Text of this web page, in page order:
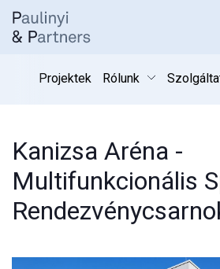
Projektek Rólunk
Kanizsa Aréna -
Multifunkcionális